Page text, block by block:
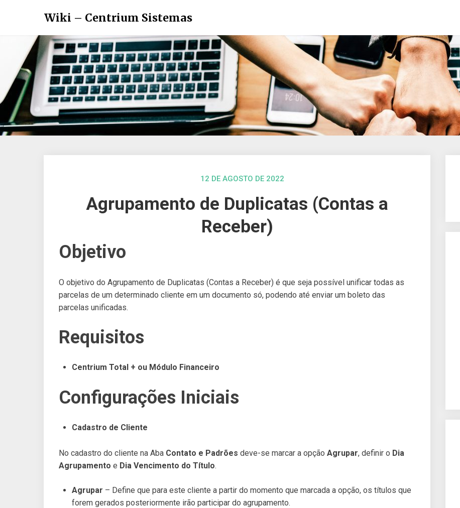
Wiki – Centrium Sistemas
12 DE AGOSTO DE 2022
Agrupamento de Duplicatas (Contas a
Receber)
Objetivo
O objetivo do Agrupamento de Duplicatas (Contas a Receber) é que seja possível unificar todas as
parcelas de um determinado cliente em um documento só, podendo até enviar um boleto das
parcelas unificadas.
Requisitos
Centrium Total + ou Módulo Financeiro
Configurações Iniciais
Cadastro de Cliente
No cadastro do cliente na Aba Contato e Padrões deve-se marcar a opção Agrupar, definir o Dia
Agrupamento e Dia Vencimento do Título.
Agrupar – Define que para este cliente a partir do momento que marcada a opção, os títulos que
forem gerados posteriormente irão participar do agrupamento.